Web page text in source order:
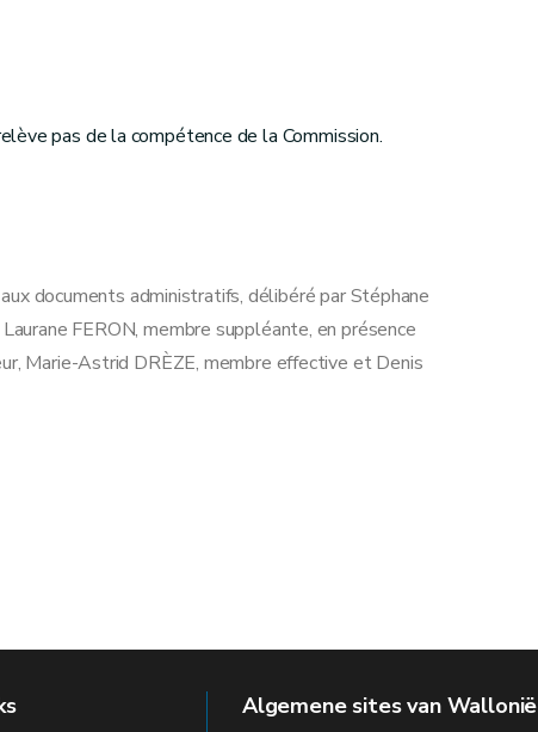
pas de la compétence de la Commission.
documents administratifs, délibéré par Stéphane
FERON, membre suppléante, en présence
Marie-Astrid DRÈZE, membre effective et Denis
Algemene sites van Wallonië